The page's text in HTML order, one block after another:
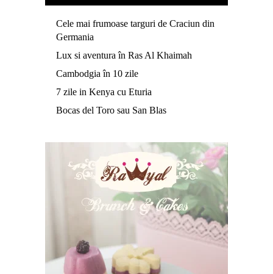
Cele mai frumoase targuri de Craciun din
Germania
Lux si aventura în Ras Al Khaimah
Cambodgia în 10 zile
7 zile in Kenya cu Eturia
Bocas del Toro sau San Blas